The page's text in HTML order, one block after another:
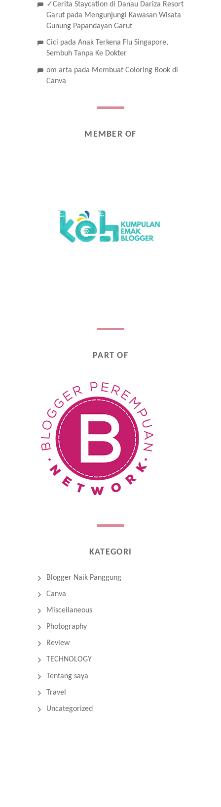
✓Cerita Staycation di Danau Dariza Resort
Garut pada Mengunjungi Kawasan Wisata
Gunung Papandayan Garut
Cici pada Anak Terkena Flu Singapore,
Sembuh Tanpa Ke Dokter
om arta pada Membuat Coloring Book di
Canva
MEMBER OF
PART OF
KATEGORI
Blogger Naik Panggung
Canva
Miscellaneous
Photography
Review
TECHNOLOGY
Tentang saya
Travel
Uncategorized